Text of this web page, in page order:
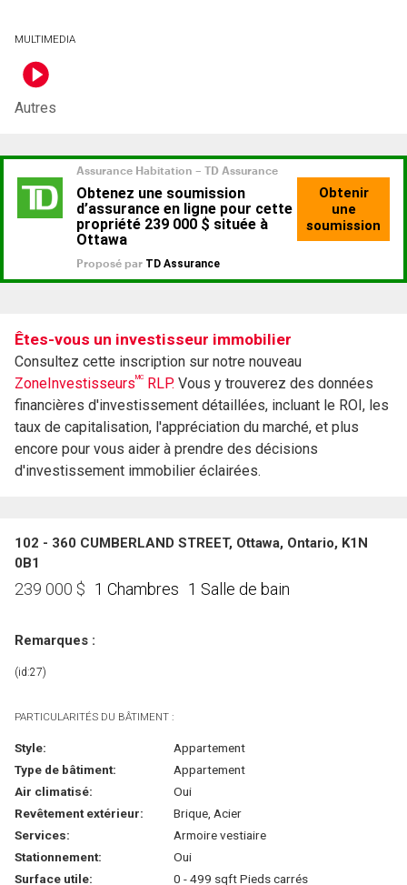
MULTIMEDIA
Autres
Êtes-vous un investisseur immobilier
Consultez cette inscription sur notre nouveau
ZoneInvestisseursMC RLP. Vous y trouverez des données
financières d'investissement détaillées, incluant le ROI, les
taux de capitalisation, l'appréciation du marché, et plus
encore pour vous aider à prendre des décisions
d'investissement immobilier éclairées.
102 - 360 CUMBERLAND STREET, Ottawa, Ontario, K1N
0B1
239 000 $ 1 Chambres 1 Salle de bain
Remarques :
(id:27)
PARTICULARITÉS DU BÂTIMENT :
Style:
Appartement
Type de bâtiment:
Appartement
Air climatisé:
Oui
Revêtement extérieur:
Brique, Acier
Services:
Armoire vestiaire
Stationnement:
Oui
Surface utile:
0 - 499 sqft Pieds carrés